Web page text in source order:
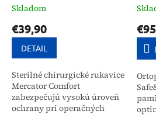
Skladom
€39,90
DETAIL
Sterilné chirurgické rukavice
Mercator Comfort
zabezpečujú vysokú úroveň
ochrany pri operačných